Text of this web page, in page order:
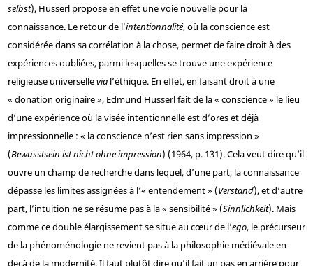
selbst), Husserl propose en effet une voie nouvelle pour la
connaissance. Le retour de l’intentionnalité, où la conscience est
considérée dans sa corrélation à la chose, permet de faire droit à des
expériences oubliées, parmi lesquelles se trouve une expérience
religieuse universellevial’éthique. En effet, en faisant droit à une
« donation originaire », Edmund Husserl fait de la « conscience » le lieu
d’une expérience où la visée intentionnelle est d’ores et déjà
impressionnelle : « la conscience n’est rien sans impression »
(Bewusstsein ist nicht ohne impression) (1964, p. 131). Cela veut dire qu’il
ouvre un champ de recherche dans lequel, d’une part, la connaissance
dépasse les limites assignées à l’« entendement » (Verstand), et d’autre
part, l’intuition ne se résume pas à la « sensibilité » (Sinnlichkeit). Mais
comme ce double élargissement se situe au cœur de l’ego, le précurseur
de la phénoménologie ne revient pas à la philosophie médiévale en
deçà de la modernité. Il faut plutôt dire qu’il fait un pas en arrière pour